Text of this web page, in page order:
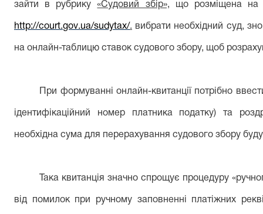
зайти в рубрику«Судовий збір», що розміщена на
http://court.gov.ua/sudytax/. вибрати необхідний суд,
на онлайн-таблицю ставок судового збору, щоб
При формуванні онлайн-квитанції потрібно
ідентифікаційний номер платника податку) та
необхідна сума для перерахування судового збору
Така квитанція значно спрощує процедуру
від помилок при ручному заповненні платіжних